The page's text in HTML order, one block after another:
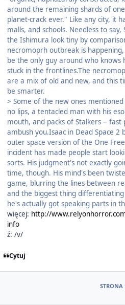
around the remaining shards of
planet-crack ever." Like any city, it
malls, and schools. Needless to
the Ishimura look tiny by
necromoprh outbreak is
be the only guy around who
stuck in the frontlines.The
are a mix of old and new, and this
be smarter.
> Some of the new ones
no lips, a tentacled man with his
mouth, and packs of Stalkers --
ambush you.Isaac in Dead Space 2
outer space version of the One
incident has made people start
sorts. His judgment's not exactly
time, though. His mind's been
game, blurring the lines between
and the biggest thing
he's actually got speaking parts in
więcej: http://
info
ź: /v/
Cytuj
STRONA